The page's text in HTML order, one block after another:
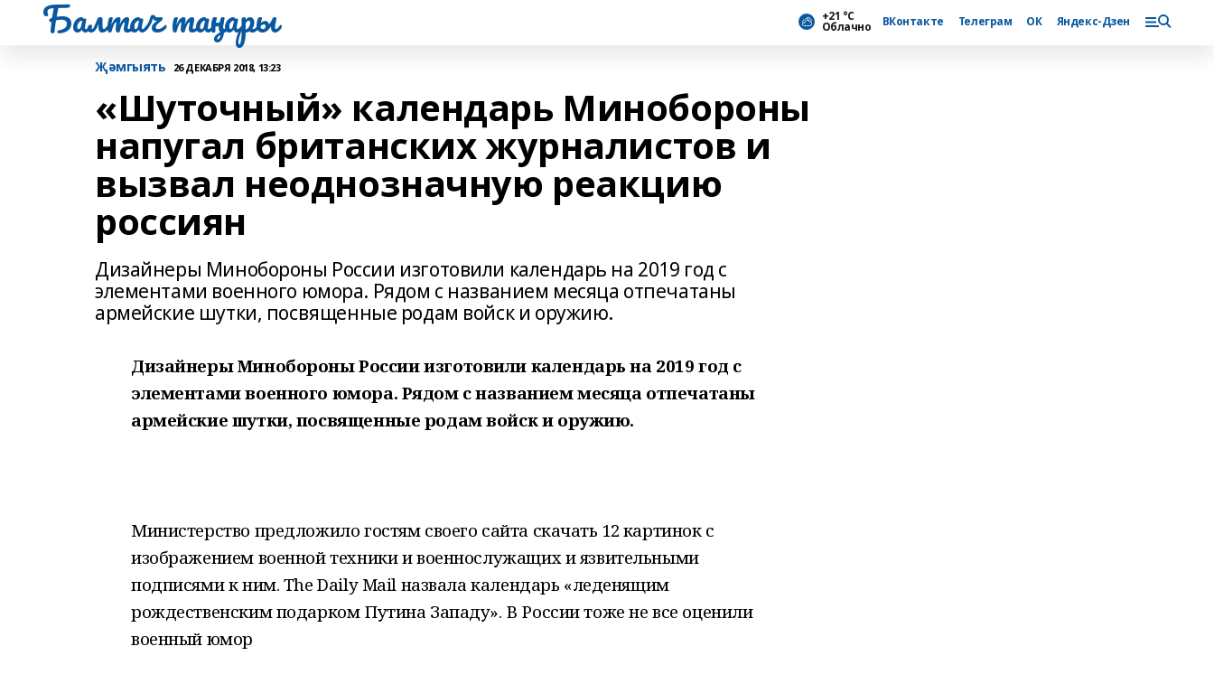
Балтач таңнары +21 °С
Облачно ВКонтакте Телеграм ОК Яндекс-Дзен
Җәмгыять 26 ДЕКАБРЯ 2018, 13:23
«Шуточный» календарь Минобороны
напугал британских журналистов и
вызвал неоднозначную реакцию
россиян
Дизайнеры Минобороны России изготовили календарь на 2019 год с
элементами военного юмора. Рядом с названием месяца отпечатаны
армейские шутки, посвященные родам войск и оружию.
Дизайнеры Минобороны России изготовили календарь на 2019 год с
элементами военного юмора. Рядом с названием месяца отпечатаны
армейские шутки, посвященные родам войск и оружию.
Министерство предложило гостям своего сайта скачать 12 картинок с
изображением военной техники и военнослужащих и язвительными
подписями к ним. The Daily Mail назвала календарь «леденящим
рождественским подарком Путина Западу». В России тоже не все оценили
военный юмор